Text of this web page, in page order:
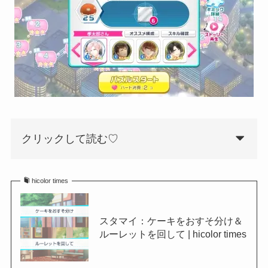
クリックして読む♡
hicolor times
スタマイ：ケーキをおすそ分け＆
ルーレットを回して | hicolor times